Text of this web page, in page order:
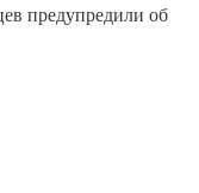
предупредили об